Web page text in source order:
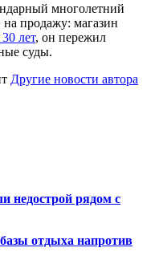
многолетний
продажу: магазин
лет, он пережил
суды.
Другие новости автора
недострой рядом с
отдыха напротив